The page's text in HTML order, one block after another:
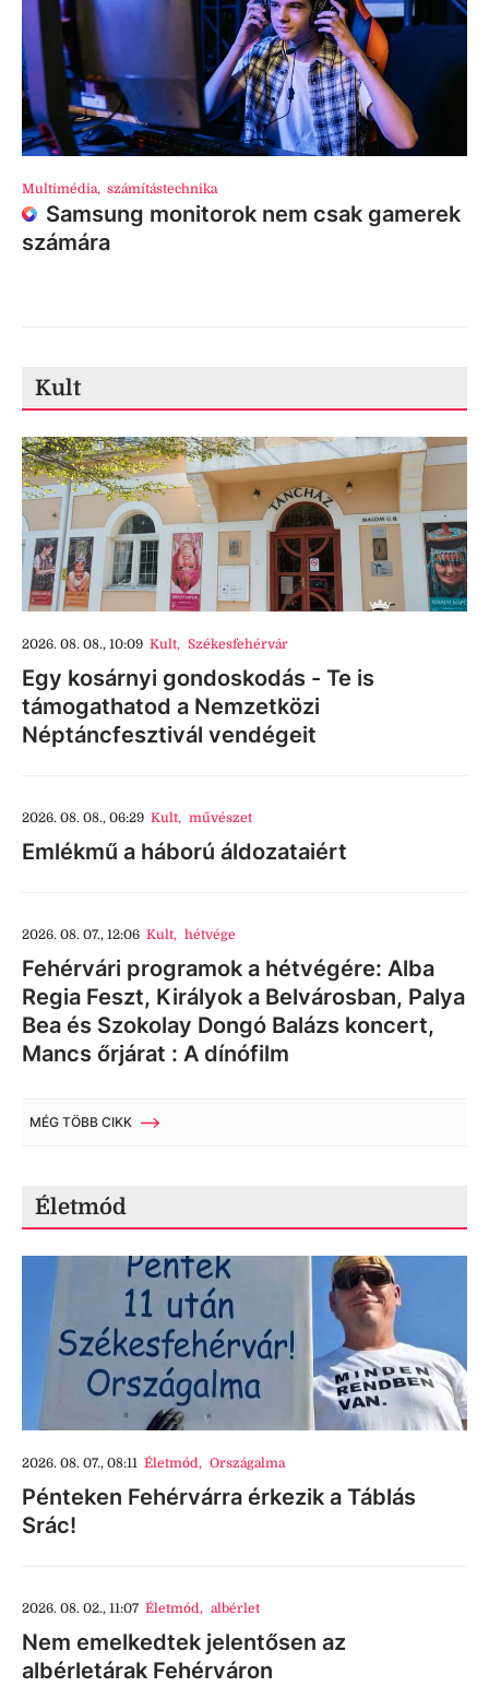
Multimédia, számítástechnika
Samsung monitorok nem csak gamerek
számára
Kult
2026. 08. 08., 10:09 Kult, Székesfehérvár
Egy kosárnyi gondoskodás - Te is
támogathatod a Nemzetközi
Néptáncfesztivál vendégeit
2026. 08. 08., 06:29 Kult, művészet
Emlékmű a háború áldozataiért
2026. 08. 07., 12:06 Kult, hétvége
Fehérvári programok a hétvégére: Alba
Regia Feszt, Királyok a Belvárosban, Palya
Bea és Szokolay Dongó Balázs koncert,
Mancs őrjárat : A dínófilm
MÉG TÖBB CIKK
Életmód
2026. 08. 07., 08:11 Életmód, Országalma
Pénteken Fehérvárra érkezik a Táblás
Srác!
2026. 08. 02., 11:07 Életmód, albérlet
Nem emelkedtek jelentősen az
albérletárak Fehérváron